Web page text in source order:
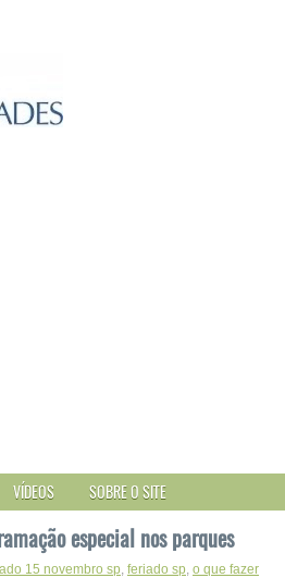
VÍDEOS SOBRE O SITE
especial nos parques
15 novembro sp, feriado sp, o que fazer